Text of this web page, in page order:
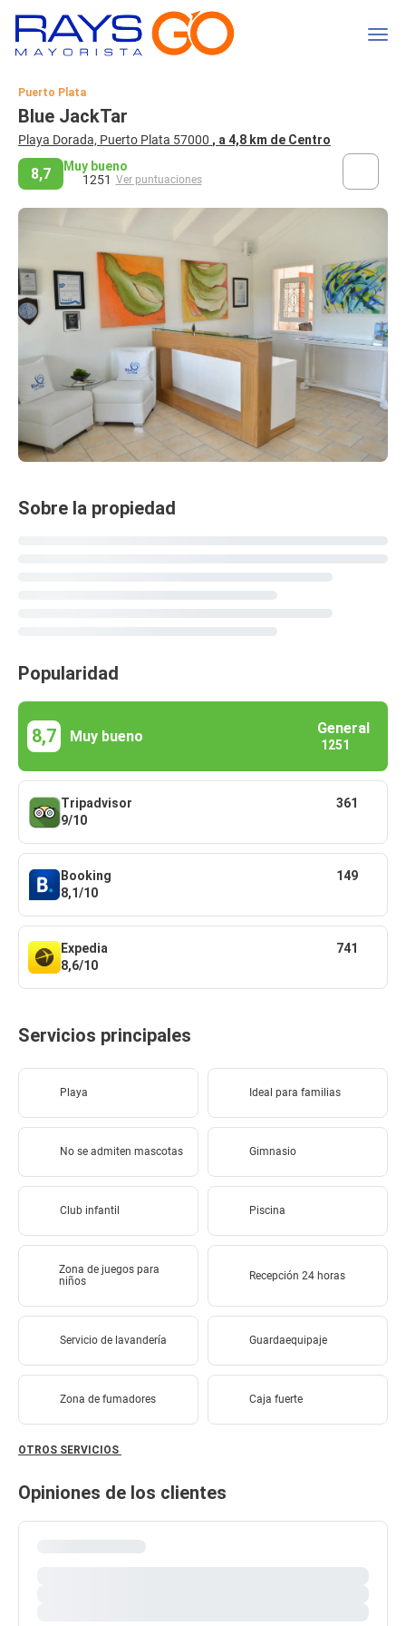
Puerto Plata
Blue JackTar
Playa Dorada, Puerto Plata 57000 , a 4,8 km de Centro
8,7
Muy bueno
1251 Ver puntuaciones
Sobre la propiedad
Popularidad
8,7 Muy bueno General
1251
Tripadvisor
9/10
361
Booking
8,1/10
149
Expedia
8,6/10
741
Servicios principales
Playa Ideal para familias
No se admiten mascotas Gimnasio
Club infantil Piscina
Zona de juegos para
niños
Recepción 24 horas
Servicio de lavandería Guardaequipaje
Zona de fumadores Caja fuerte
OTROS SERVICIOS
Opiniones de los clientes